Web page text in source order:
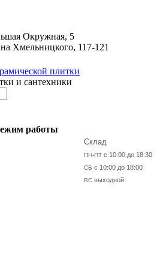
Окружная, 5
Хмельницкого, 117-121
и сантехники
работы
Склад
ПН-ПТ с 10:00 до 18:30
СБ с 10:00 до 18:00
ВС выходной